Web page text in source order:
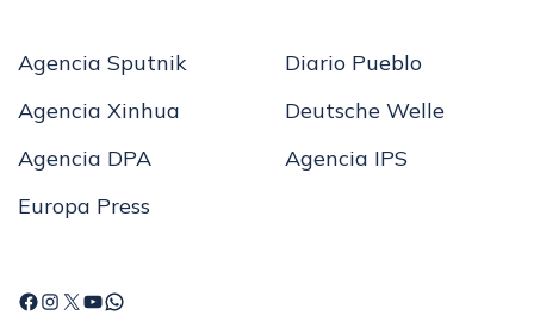
Agencia Sputnik
Agencia Xinhua
Agencia DPA
Europa Press
Diario Pueblo
Deutsche Welle
Agencia IPS